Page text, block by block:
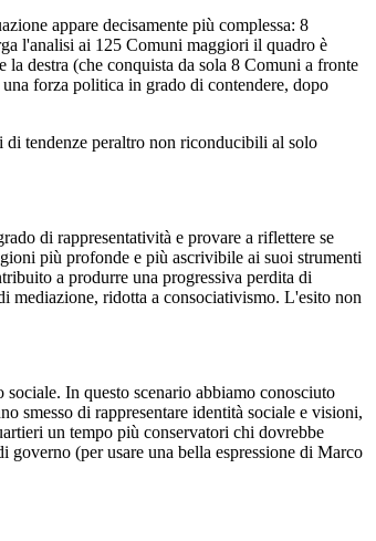
appare decisamente più complessa: 8
l'analisi ai 125 Comuni maggiori il quadro è
la destra (che conquista da sola 8 Comuni a fronte
forza politica in grado di contendere, dopo
di tendenze peraltro non riconducibili al solo
di rappresentatività e provare a riflettere se
più profonde e più ascrivibile ai suoi strumenti
a produrre una progressiva perdita di
mediazione, ridotta a consociativismo. L'esito non
In questo scenario abbiamo conosciuto
smesso di rappresentare identità sociale e visioni,
un tempo più conservatori chi dovrebbe
governo (per usare una bella espressione di Marco